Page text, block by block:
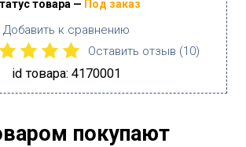
товара — Под заказ
Добавить к сравнению
Оставить отзыв (10)
id товара: 4170001
покупают